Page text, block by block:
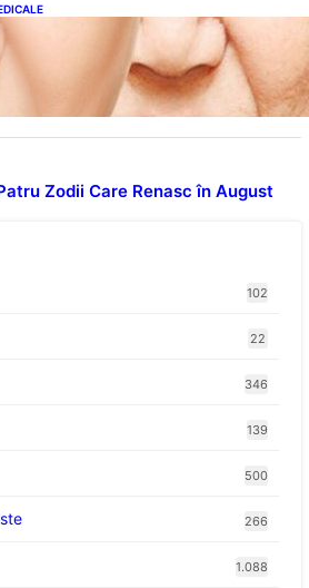
Personalității după 70 de Ani: Ce
Ne Oferă Studiile Psihologice
Zodii Care Renasc în August
102
22
346
139
500
266
1.088